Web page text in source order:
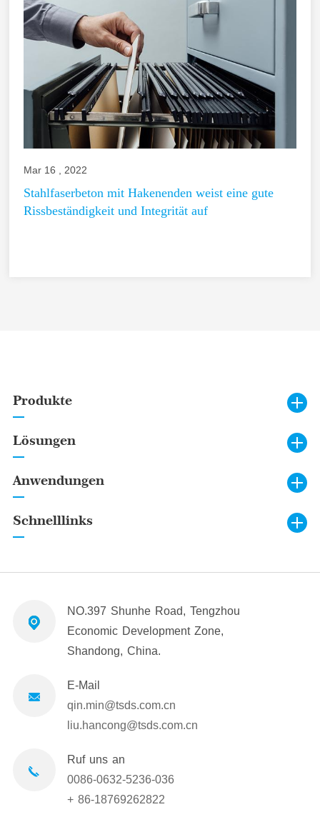
Mar 16 , 2022
Stahlfaserbeton mit Hakenenden weist eine gute
Rissbeständigkeit und Integrität auf
Produkte
Lösungen
Anwendungen
Schnelllinks
NO.397 Shunhe Road, Tengzhou
Economic Development Zone,
Shandong, China.
E-Mail
qin.min@tsds.com.cn
liu.hancong@tsds.com.cn
Ruf uns an
0086-0632-5236-036
+ 86-18769262822